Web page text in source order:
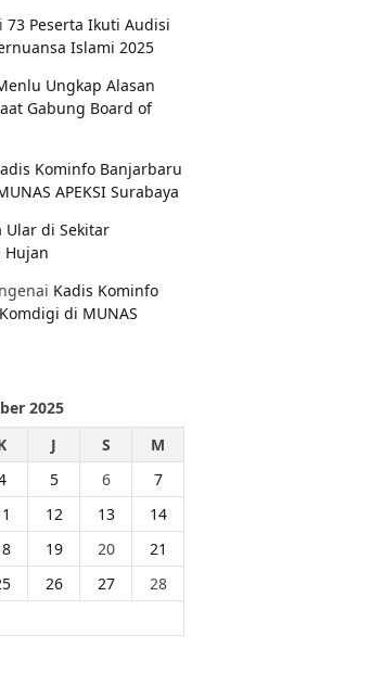
73 Peserta Ikuti Audisi
Islami 2025
Ungkap Alasan
Gabung Board of
Kominfo Banjarbaru
APEKSI Surabaya
Ular di Sekitar
Hujan
Kadis Kominfo
di MUNAS
2025
J S
M
5 6
7
12 13
14
19 20
21
26 27
28